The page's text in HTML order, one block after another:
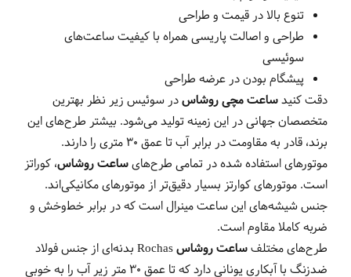
تنوع بالا در قیمت و طراحی
طراحی و اصالت پاریسی همراه با کیفیت ساعت‌های
سوئیسی
پیشگام بودن در عرضه طراحی
دقت کنیدساعت مچی روشاسدر سوئیس زیر نظر بهترین
متخصصان جهانی در این زمینه تولید می‌شود. بیشتر طرح‌های این
برند، قادر به مقاومت در برابر آب تا عمق 30 متری را دارند.
موتورهای استفاده شده در تمامی طرح‌هایساعت روشاس، کوراتز
است. موتورهای کوارتز بسیار دقیق‌تر از موتورهای مکانیکی‌اند.
جنس شیشه‌های این ساعت مینرال است که در برابر خط‌وخش و
ضربه کاملا مقاوم است.
طرح‌های مختلفساعت روشاس
Rochas بدنه‌ای از جنس فولاد
ضدزنگ با آبکاری یونانی دارد که تا عمق 30 متر زیر آب را به خوبی